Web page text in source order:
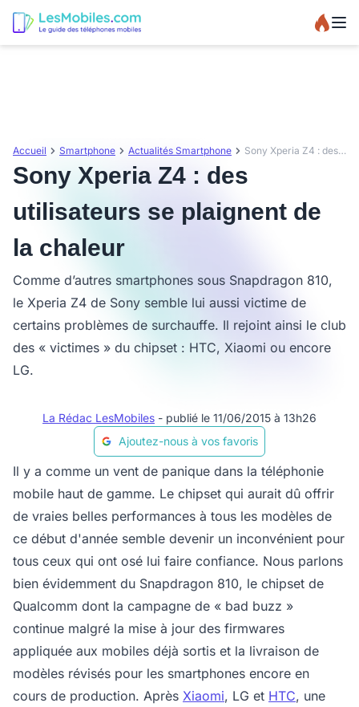
Accueil Smartphone Actualités Smartphone Sony Xperia Z4 : des utilisateurs se plaignent de la chaleur
Sony Xperia Z4 : des
utilisateurs se plaignent de
la chaleur
Comme d’autres smartphones sous Snapdragon 810,
le Xperia Z4 de Sony semble lui aussi victime de
certains problèmes de surchauffe. Il rejoint ainsi le club
des « victimes » du chipset : HTC, Xiaomi ou encore
LG.
La Rédac LesMobiles - publié le 11/06/2015 à 13h26
Ajoutez-nous à vos favoris
Il y a comme un vent de panique dans la téléphonie
mobile haut de gamme. Le chipset qui aurait dû offrir
de vraies belles performances à tous les modèles de
ce début d'année semble devenir un inconvénient pour
tous ceux qui ont osé lui faire confiance. Nous parlons
bien évidemment du Snapdragon 810, le chipset de
Qualcomm dont la campagne de « bad buzz »
continue malgré la mise à jour des firmwares
appliquée aux mobiles déjà sortis et la livraison de
modèles révisés pour les smartphones encore en
cours de production. Après Xiaomi, LG et HTC, une